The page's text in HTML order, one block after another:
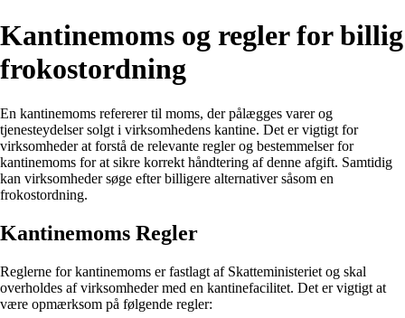
Kantinemoms og regler for billig
frokostordning
En kantinemoms refererer til moms, der pålægges varer og
tjenesteydelser solgt i virksomhedens kantine. Det er vigtigt for
virksomheder at forstå de relevante regler og bestemmelser for
kantinemoms for at sikre korrekt håndtering af denne afgift. Samtidig
kan virksomheder søge efter billigere alternativer såsom en
frokostordning.
Kantinemoms Regler
Reglerne for kantinemoms er fastlagt af Skatteministeriet og skal
overholdes af virksomheder med en kantinefacilitet. Det er vigtigt at
være opmærksom på følgende regler: